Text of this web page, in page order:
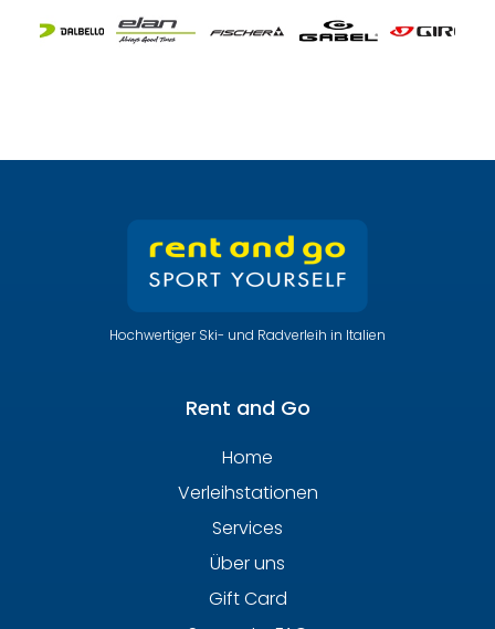
Hochwertiger Ski- und Radverleih in Italien
Rent and Go
Home
Verleihstationen
Services
Über uns
Gift Card